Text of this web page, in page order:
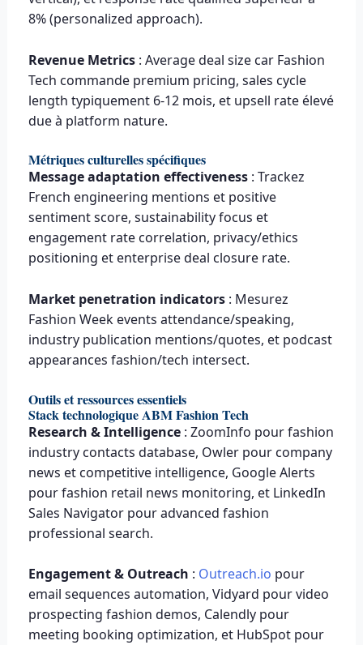
8% (personalized approach).
Revenue Metrics : Average deal size car Fashion
Tech commande premium pricing, sales cycle
length typiquement 6-12 mois, et upsell rate élevé
due à platform nature.
Métriques culturelles spécifiques
Message adaptation effectiveness: Trackez
French engineering mentions et positive
sentiment score, sustainability focus et
engagement rate correlation, privacy/ethics
positioning et enterprise deal closure rate.
Market penetration indicators: Mesurez
Fashion Week events attendance/speaking,
industry publication mentions/quotes, et podcast
appearances fashion/tech intersect.
Outils et ressources essentiels
Stack technologique ABM Fashion Tech
Research & Intelligence : ZoomInfo pour fashion
industry contacts database, Owler pour company
news et competitive intelligence, Google Alerts
pour fashion retail news monitoring, et LinkedIn
Sales Navigator pour advanced fashion
professional search.
Engagement & Outreach : Outreach.io pour
email sequences automation, Vidyard pour video
prospecting fashion demos, Calendly pour
meeting booking optimization, et HubSpot pour